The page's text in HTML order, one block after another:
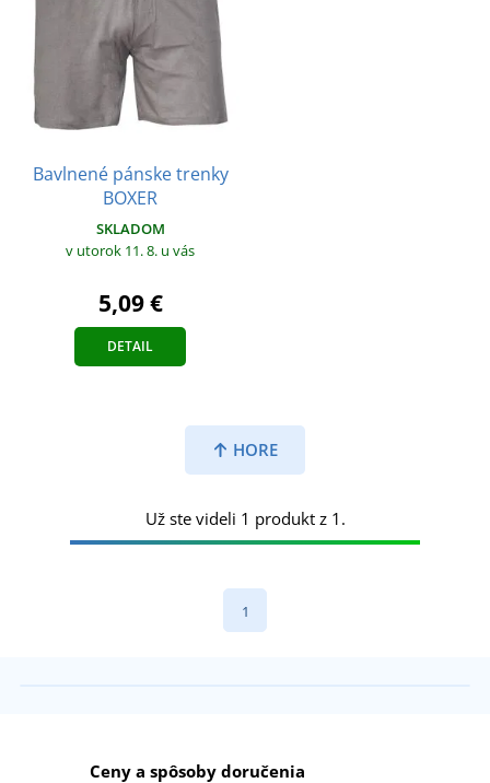
Bavlnené pánske trenky
BOXER
SKLADOM
v utorok 11. 8. u vás
5,09 €
DETAIL
HORE
Už ste videli 1 produkt z 1.
1
Ceny a spôsoby doručenia